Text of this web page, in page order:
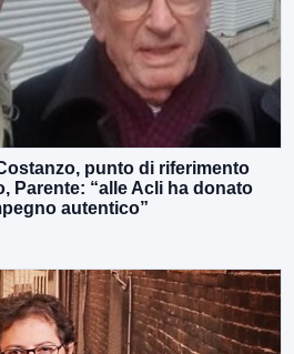
punto di riferimento
Parente: “alle Acli ha donato
autentico”